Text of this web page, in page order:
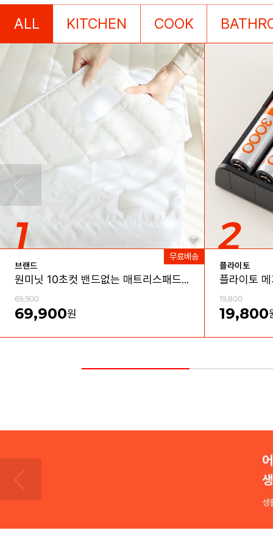
ALL KITCHEN COOK
브랜드
원미닛 10초컷 밴드없는 매트리스패드 방수커버 세트
69,900
69,900원
플라이토
19,800
19,800